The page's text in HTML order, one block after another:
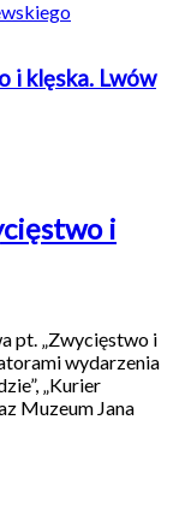
i klęska. Lwów
i
pt. „Zwycięstwo i
wydarzenia
„Kurier
Muzeum Jana